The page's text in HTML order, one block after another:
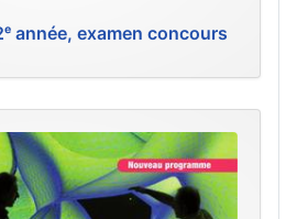
année, examen concours